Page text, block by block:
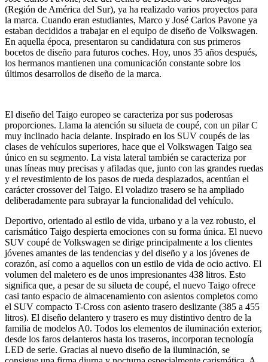
(Región de América del Sur), ya ha realizado varios proyectos para
la marca. Cuando eran estudiantes, Marco y José Carlos Pavone ya
estaban decididos a trabajar en el equipo de diseño de Volkswagen.
En aquella época, presentaron su candidatura con sus primeros
bocetos de diseño para futuros coches. Hoy, unos 35 años después,
los hermanos mantienen una comunicación constante sobre los
últimos desarrollos de diseño de la marca.
El diseño del Taigo europeo se caracteriza por sus poderosas
proporciones. Llama la atención su silueta de coupé, con un pilar C
muy inclinado hacia delante. Inspirado en los SUV coupés de las
clases de vehículos superiores, hace que el Volkswagen Taigo sea
único en su segmento. La vista lateral también se caracteriza por
unas líneas muy precisas y afiladas que, junto con las grandes ruedas
y el revestimiento de los pasos de rueda desplazados, acentúan el
carácter crossover del Taigo. El voladizo trasero se ha ampliado
deliberadamente para subrayar la funcionalidad del vehículo.
Deportivo, orientado al estilo de vida, urbano y a la vez robusto, el
carismático Taigo despierta emociones con su forma única. El nuevo
SUV coupé de Volkswagen se dirige principalmente a los clientes
jóvenes amantes de las tendencias y del diseño y a los jóvenes de
corazón, así como a aquellos con un estilo de vida de ocio activo. El
volumen del maletero es de unos impresionantes 438 litros. Esto
significa que, a pesar de su silueta de coupé, el nuevo Taigo ofrece
casi tanto espacio de almacenamiento con asientos completos como
el SUV compacto T-Cross con asiento trasero deslizante (385 a 455
litros). El diseño delantero y trasero es muy distintivo dentro de la
familia de modelos A0. Todos los elementos de iluminación exterior,
desde los faros delanteros hasta los traseros, incorporan tecnología
LED de serie. Gracias al nuevo diseño de la iluminación, se